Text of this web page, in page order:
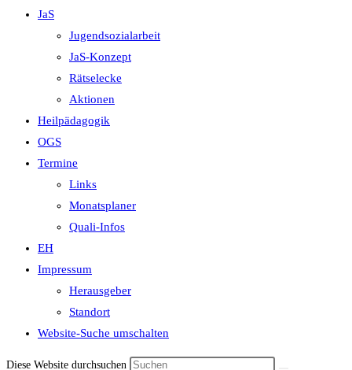
JaS
Jugendsozialarbeit
JaS-Konzept
Rätselecke
Aktionen
Heilpädagogik
OGS
Termine
Links
Monatsplaner
Quali-Infos
EH
Impressum
Herausgeber
Standort
Website-Suche umschalten
Diese Website durchsuchen